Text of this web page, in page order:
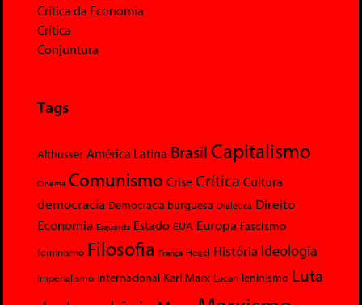
Crítica da Economia
Crítica
Conjuntura
Tags
Althusser América Latina Brasil Capitalismo
Cinema Comunismo Crise Crítica Cultura
democracia Democracia burguesa Dialética Direito
Economia Esquerda Estado EUA Europa Fascismo
feminismo Filosofia França Hegel História Ideologia
Imperialismo Internacional Karl Marx Lacan leninismo Luta